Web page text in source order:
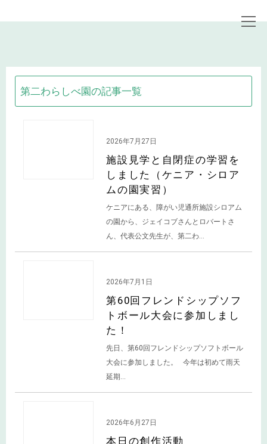
第二わらしべ園の記事一覧
2026年7月27日
施設見学と自閉症の学習を
しました（ケニア・シロア
ムの園実習）
ケニアにある、障がい児通所施設シロアム
の園から、ジェイコブさんとロバートさ
ん、代表公文先生が、第二わ...
2026年7月1日
第60回フレンドシップソフ
トボール大会に参加しまし
た！
先日、第60回フレンドシップソフトボール
大会に参加しました。 今年は初めて雨天
延期...
2026年6月27日
本日の創作活動